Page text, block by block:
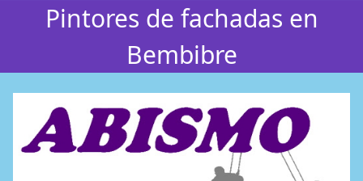
Pintores de fachadas en
Bembibre